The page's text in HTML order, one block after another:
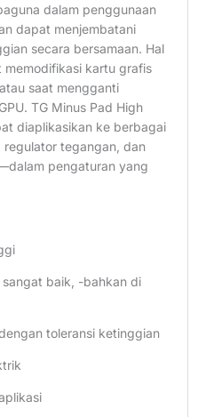
dalam penggunaan
dapat menjembatani
secara bersamaan. Hal
memodifikasi kartu grafis
saat mengganti
TG Minus Pad High
diaplikasikan ke berbagai
tegangan, dan
pengaturan yang
baik, -bahkan di
toleransi ketinggian